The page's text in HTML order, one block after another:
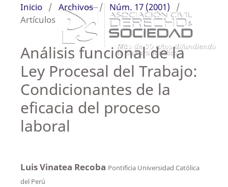
Inicio / Archivos / Núm. 17 (2001)
/
Artículos
Análisis funcional de la
Ley Procesal del Trabajo:
Condicionantes de la
eficacia del proceso
laboral
Luis Vinatea Recoba Pontificia Universidad Católica
del Perú